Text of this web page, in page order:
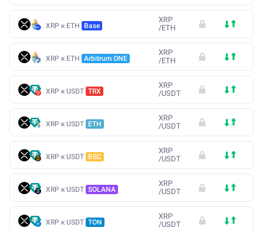
XRP к ETH Base
XRP
/ETH
XRP к ETH Arbitrum ONE
XRP
/ETH
XRP к USDT TRX
XRP
/USDT
XRP к USDT ETH
XRP
/USDT
XRP к USDT BSC
XRP
/USDT
XRP к USDT SOLANA
XRP
/USDT
XRP к USDT TON
XRP
/USDT